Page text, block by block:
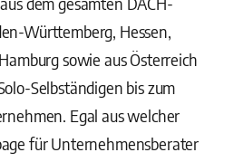
Württemberg, Hessen,
sowie aus Österreich
Selbständigen bis zum
Egal aus welcher
für Unternehmensberater